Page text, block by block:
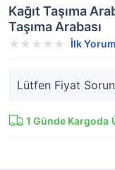
Kağıt Taşıma
Taşıma Arabası
İlk
Lütfen Fiyat
1 Günde Kargoda